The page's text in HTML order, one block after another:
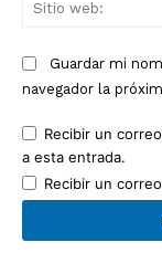
Guardar mi
navegador la
Recibir un
a esta entrada.
Recibir un